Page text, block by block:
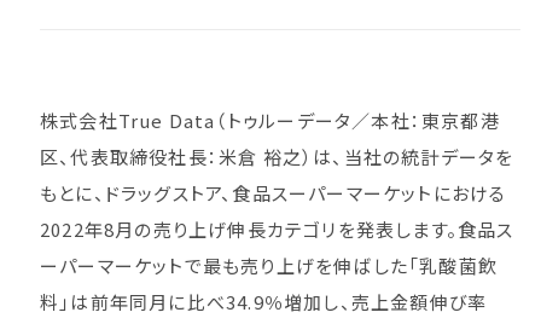
株式会社True Data（トゥルーデータ／本社：東京都港
区、代表取締役社長：米倉 裕之）は、当社の統計データを
もとに、ドラッグストア、食品スーパーマーケットにおける
2022年8月の売り上げ伸長カテゴリを発表します。食品ス
ーパーマーケットで最も売り上げを伸ばした「乳酸菌飲
料」は前年同月に比べ34.9％増加し、売上金額伸び率